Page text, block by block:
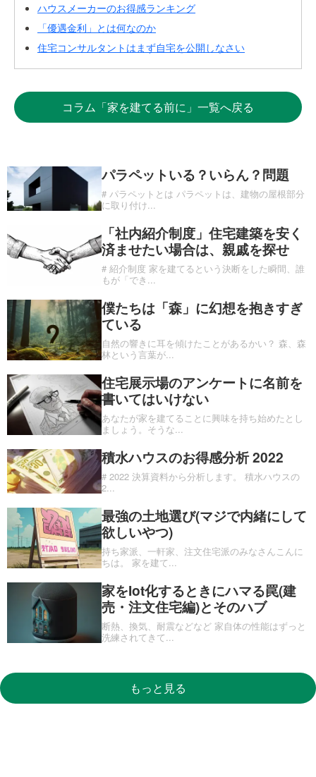
ハウスメーカーのお得感ランキング
「優遇金利」とは何なのか
住宅コンサルタントはまず自宅を公開しなさい
コラム「家を建てる前に」一覧へ戻る
パラペットいる？いらん？問題
# パラペットとは パラペットは、建物の屋根部分
に取り付け...
「社内紹介制度」住宅建築を安く
済ませたい場合は、親戚を探せ
# 紹介制度 家を建てるという決断をした瞬間、誰
もが「でき ...
僕たちは「森」に幻想を抱きすぎ
ている
自然の響きに耳を傾けたことがあるかい？ 森、森
林という言葉が...
住宅展示場のアンケートに名前を
書いてはいけない
あなたが家を建てることに興味を持ち始めたとし
ましょう。そうな...
積水ハウスのお得感分析 2022
# 2022 決算資料から分析します。 積水ハウスの
2...
最強の土地選び(マジで内緒にして
欲しいやつ)
持ち家派、一軒家、注文住宅派のみなさんこんに
ちは。 家を建て...
家をIot化するときにハマる罠(建
売・注文住宅編)とそのハブ
断熱、換気、耐震などなど 家自体の性能はずっと
洗練されてきて...
もっと見る